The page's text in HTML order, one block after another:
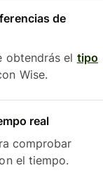
de
obtendrás el tipo
Wise.
real
comprobar
el tiempo.